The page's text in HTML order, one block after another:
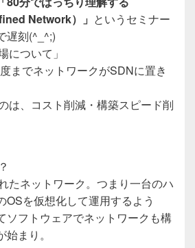
Network）」 というセミナー
遅刻(^_^;)
について」
までネットワークがSDNに置き
は、コスト削減・構築スピード削
たネットワーク。つまり一台のハ
OSを仮想化して運用するよう
ソフトウェアでネットワークも構
まり。